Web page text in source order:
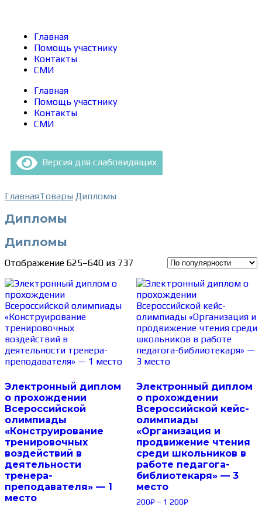
Главная
Помощь участнику
Контакты
СМИ
Главная
Помощь участнику
Контакты
СМИ
Версия для слабовидящих
ГлавнаяТовары Дипломы
Дипломы
Дипломы
Отображение 625–640 из 737
Электронный диплом
о прохождении
Всероссийской
олимпиады
«Конструирование
тренировочных
воздействий в
деятельности
тренера-
преподавателя» — 1
место
Электронный диплом
о прохождении
Всероссийской кейс-
олимпиады
«Организация и
продвижение чтения
среди школьников в
работе педагога-
библиотекаря» — 3
место
200₽ – 1 200₽